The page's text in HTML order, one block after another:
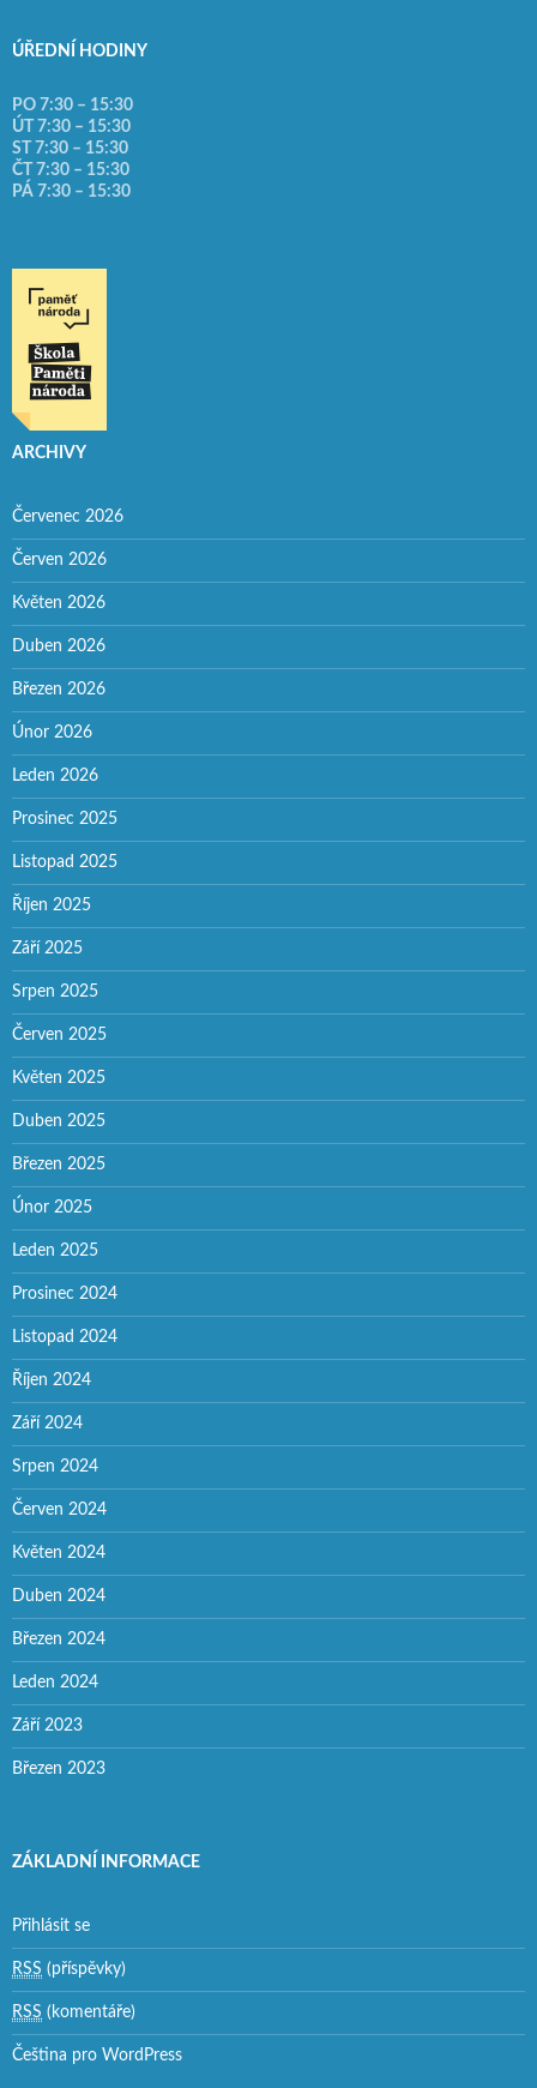
ÚŘEDNÍ HODINY
PO 7:30 – 15:30
ÚT 7:30 – 15:30
ST 7:30 – 15:30
ČT 7:30 – 15:30
PÁ 7:30 – 15:30
ARCHIVY
Červenec 2026
Červen 2026
Květen 2026
Duben 2026
Březen 2026
Únor 2026
Leden 2026
Prosinec 2025
Listopad 2025
Říjen 2025
Září 2025
Srpen 2025
Červen 2025
Květen 2025
Duben 2025
Březen 2025
Únor 2025
Leden 2025
Prosinec 2024
Listopad 2024
Říjen 2024
Září 2024
Srpen 2024
Červen 2024
Květen 2024
Duben 2024
Březen 2024
Leden 2024
Září 2023
Březen 2023
ZÁKLADNÍ INFORMACE
Přihlásit se
RSS (příspěvky)
RSS (komentáře)
Čeština pro WordPress